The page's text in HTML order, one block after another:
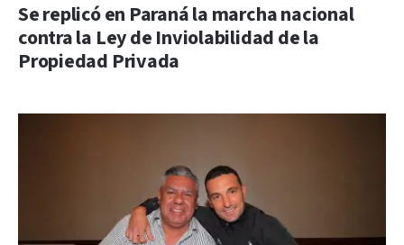
Se replicó en Paraná la marcha nacional
contra la Ley de Inviolabilidad de la
Propiedad Privada